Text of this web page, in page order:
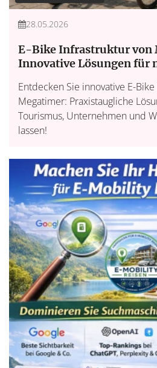
28.05.2026
E-Bike Infrastruktur von
Innovative Lösungen für
Entdecken Sie innovative E-
Megatimer: Praxistaugliche
Tourismus, Unternehmen und
lassen!